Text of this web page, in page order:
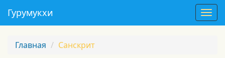
T
o
Гурумукхи
Главная Санскрит